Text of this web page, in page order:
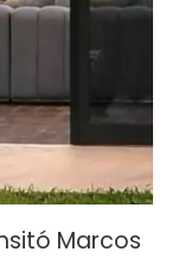
Marcos